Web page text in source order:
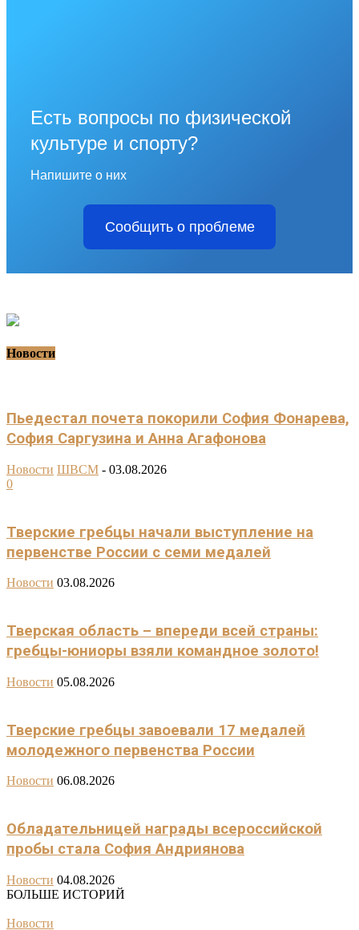
Есть вопросы по физической
культуре и спорту?
Напишите о них
Сообщить о проблеме
Новости
Пьедестал почета покорили София Фонарева,
София Саргузина и Анна Агафонова
Новости ШВСМ - 03.08.2026
0
Тверские гребцы начали выступление на
первенстве России с семи медалей
Новости 03.08.2026
Тверская область – впереди всей страны:
гребцы-юниоры взяли командное золото!
Новости 05.08.2026
Тверские гребцы завоевали 17 медалей
молодежного первенства России
Новости 06.08.2026
Обладательницей награды всероссийской
пробы стала София Андриянова
Новости 04.08.2026
БОЛЬШЕ ИСТОРИЙ
Новости